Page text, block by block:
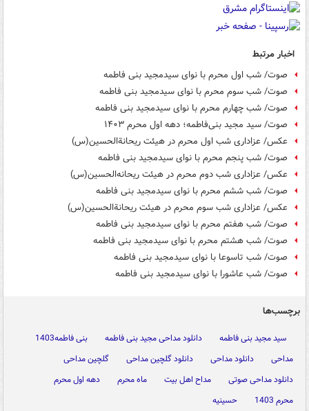
اخبار مرتبط
صوت/ شب اول محرم با نوای سیدمجید بنی فاطمه
صوت/ شب سوم محرم با نوای سیدمجید بنی فاطمه
صوت/ شب چهارم محرم با نوای سیدمجید بنی فاطمه
صوت/ سید مجید بنی‌فاطمه؛ دهه اول محرم ۱۴۰۳
عکس/ عزاداری شب اول محرم در هیئت ریحانةالحسین(س)
صوت/ شب پنجم محرم با نوای سیدمجید بنی فاطمه
عکس/ عزاداری شب دوم محرم در هیئت ریحانه‌الحسین(س)
صوت/ شب ششم محرم با نوای سیدمجید بنی فاطمه
عکس/ عزاداری شب سوم محرم در هیئت ریحانةالحسین(س)
صوت/ شب هفتم محرم با نوای سیدمجید بنی فاطمه
صوت/ شب هشتم محرم با نوای سیدمجید بنی فاطمه
صوت/ شب تاسوعا با نوای سیدمجید بنی فاطمه
صوت/ شب عاشورا با نوای سیدمجید بنی فاطمه
برچسب‌ها
سید مجید بنی فاطمه دانلود مداحی مجید بنی فاطمه
بنی فاطمه1403
مداحی
دانلود مداحی دانلود گلچین مداحی
گلچین مداحی
دانلود مداحی صوتی
مداح اهل بیت ماه محرم
دهه اول محرم
محرم 1403
حسینیه